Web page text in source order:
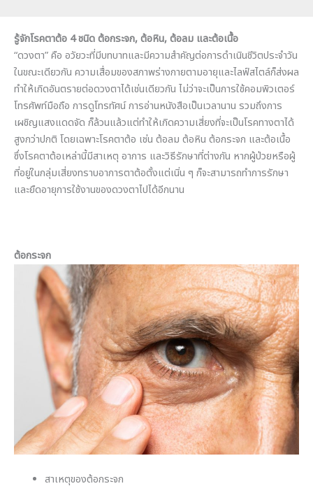
รู้จักโรคตาต้อ 4 ชนิด ต้อกระจก, ต้อหิน, ต้อลม และต้อเนื้อ
“ดวงตา” คือ อวัยวะที่มีบทบาทและมีความสำคัญต่อการดำเนินชีวิตประจำวัน
ในขณะเดียวกัน ความเสื่อมของสภาพร่างกายตามอายุและไลฟ์สไตล์ก็ส่งผล
ทำให้เกิดอันตรายต่อดวงตาได้เช่นเดียวกัน ไม่ว่าจะเป็นการใช้คอมพิวเตอร์
โทรศัพท์มือถือ การดูโทรทัศน์ การอ่านหนังสือเป็นเวลานาน รวมถึงการ
เผชิญแสงแดดจัด ก็ล้วนแล้วแต่ทำให้เกิดความเสี่ยงที่จะเป็นโรคทางตาได้
สูงกว่าปกติ โดยเฉพาะโรคตาต้อ เช่น ต้อลม ต้อหิน ต้อกระจก และต้อเนื้อ
ซึ่งโรคตาต้อเหล่านี้มีสาเหตุ อาการ และวิธีรักษาที่ต่างกัน หากผู้ป่วยหรือผู้
ที่อยู่ในกลุ่มเสี่ยงทราบอาการตาต้อตั้งแต่เนิ่น ๆ ก็จะสามารถทำการรักษา
และยืดอายุการใช้งานของดวงตาไปได้อีกนาน
ต้อกระจก
สาเหตุของต้อกระจก